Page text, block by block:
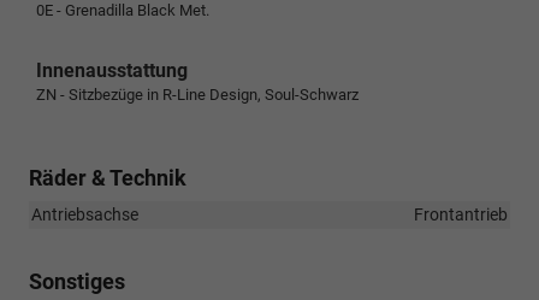
0E - Grenadilla Black Met.
Innenausstattung
ZN - Sitzbezüge in R-Line Design, Soul-Schwarz
Räder & Technik
Antriebsachse Frontantrieb
Sonstiges